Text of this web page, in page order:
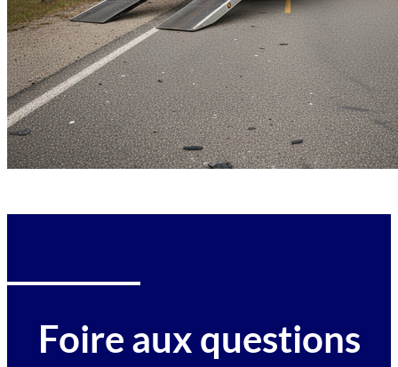
Foire aux questions